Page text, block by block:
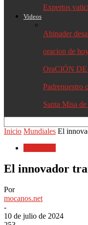
Expertos
Videos
Abinader
oracion de
OraCIÓN
Padrenuestro
Santa Misa
Inicio Mundiales El
El innovador
Por
mocanos.net
-
10 de julio de 2024